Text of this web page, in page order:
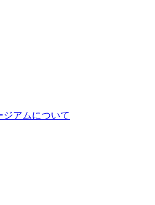
アムについて